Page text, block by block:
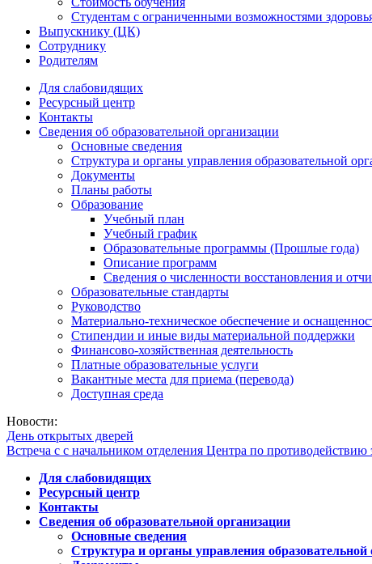
Студентам с ограниченными возможностями
Выпускнику (ЦК)
Сотруднику
Родителям
Для слабовидящих
Ресурсный центр
Контакты
Сведения об образовательной организации
Основные сведения
Структура и органы управления образовательной
Документы
Планы работы
Образование
Учебный план
Учебный график
Образовательные программы (Прошлые года)
Описание программ
Сведения о численности восстановления и
Образовательные стандарты
Руководство
Материально-техническое обеспечение и
Стипендии и иные виды материальной поддержки
Финансово-хозяйственная деятельность
Платные образовательные услуги
Вакантные места для приема (перевода)
Доступная среда
Новости:
День открытых дверей
Встреча с с начальником отделения Центра по
Для слабовидящих
Ресурсный центр
Контакты
Сведения об образовательной организации
Основные сведения
Структура и органы управления образовательной